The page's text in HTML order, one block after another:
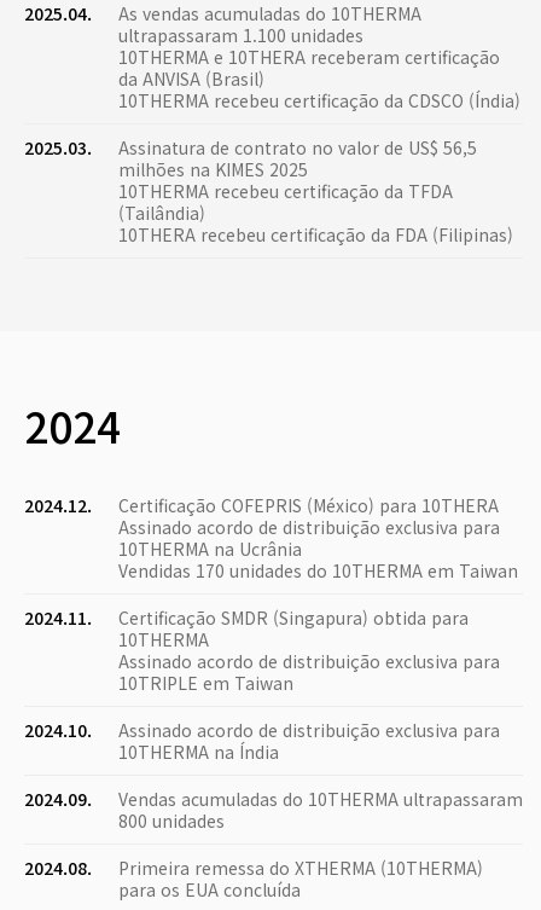
2025.04.
As vendas acumuladas do 10THERMA
ultrapassaram 1.100 unidades
10THERMA e 10THERA receberam certificação
da ANVISA (Brasil)
10THERMA recebeu certificação da CDSCO (Índia)
2025.03.
Assinatura de contrato no valor de US$ 56,5
milhões na KIMES 2025
10THERMA recebeu certificação da TFDA
(Tailândia)
10THERA recebeu certificação da FDA (Filipinas)
2024
2024.12.
Certificação COFEPRIS (México) para 10THERA
Assinado acordo de distribuição exclusiva para
10THERMA na Ucrânia
Vendidas 170 unidades do 10THERMA em Taiwan
2024.11.
Certificação SMDR (Singapura) obtida para
10THERMA
Assinado acordo de distribuição exclusiva para
10TRIPLE em Taiwan
2024.10.
Assinado acordo de distribuição exclusiva para
10THERMA na Índia
2024.09.
Vendas acumuladas do 10THERMA ultrapassaram
800 unidades
2024.08.
Primeira remessa do XTHERMA (10THERMA)
para os EUA concluída